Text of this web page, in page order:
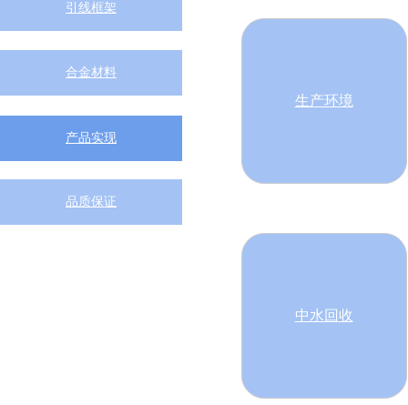
生产环境
中水回收
引线框架
合金材料
产品实现
品质保证